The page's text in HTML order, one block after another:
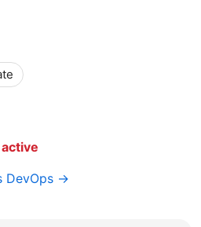
DevOps →